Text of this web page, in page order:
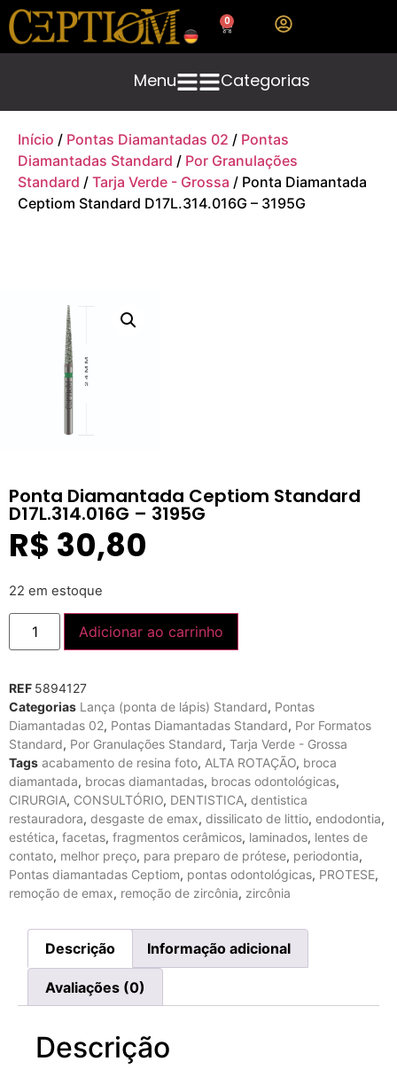
0
Menu Categorias
Início / Pontas Diamantadas 02 / Pontas
Diamantadas Standard / Por Granulações
Standard / Tarja Verde - Grossa / Ponta Diamantada
Ceptiom Standard D17L.314.016G – 3195G
Ponta Diamantada Ceptiom Standard
D17L.314.016G – 3195G
R$ 30,80
22 em estoque
Adicionar ao carrinho
REF 5894127
Categorias Lança (ponta de lápis) Standard, Pontas
Diamantadas 02, Pontas Diamantadas Standard, Por Formatos
Standard, Por Granulações Standard, Tarja Verde - Grossa
Tags acabamento de resina foto, ALTA ROTAÇÃO, broca
diamantada, brocas diamantadas, brocas odontológicas,
CIRURGIA, CONSULTÓRIO, DENTISTICA, dentistica
restauradora, desgaste de emax, dissilicato de littio, endodontia,
estética, facetas, fragmentos cerâmicos, laminados, lentes de
contato, melhor preço, para preparo de prótese, periodontia,
Pontas diamantadas Ceptiom, pontas odontológicas, PROTESE,
remoção de emax, remoção de zircônia, zircônia
Descrição Informação adicional
Avaliações (0)
Descrição